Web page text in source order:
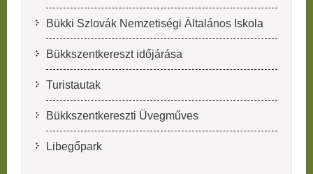
Bükki Szlovák Nemzetiségi Általános Iskola
Bükkszentkereszt időjárása
Turistautak
Bükkszentkereszti Üvegműves
Libegőpark